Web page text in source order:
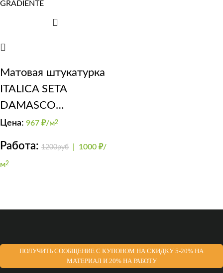
Матовая штукатурка
ITALICA SETA
DAMASCO
GRADIENTE
Цена: 967 ₽/м2
Работа: 1200руб 1000 ₽/
м2
ПОЛУЧИТЬ СООБЩЕНИЕ С КУПОНОМ НА СКИДКУ 5-20% НА
МАТЕРИАЛ И 20% НА РАБОТУ